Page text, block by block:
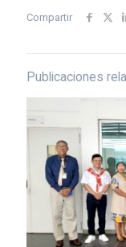
Compartir
Publicaciones